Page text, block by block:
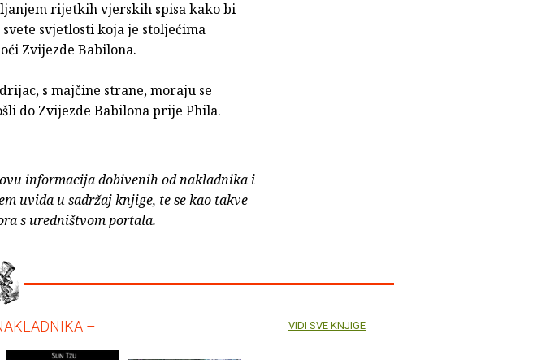
rijetkih vjerskih spisa kako bi
svjetlosti koja je stoljećima
Zvijezde Babilona.
s majčine strane, moraju se
do Zvijezde Babilona prije Phila.
informacija dobivenih od nakladnika i
uvida u sadržaj knjige, te se kao takve
s uredništvom portala.
– VIDI SVE KNJIGE